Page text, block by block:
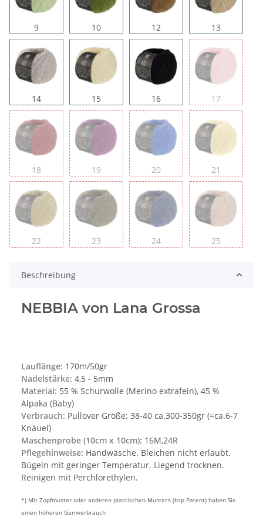
9 10 12 13
14 15 16 17
18 19 20 21
22 23 24 25
Beschreibung
NEBBIA von Lana Grossa
Lauflänge: 170m/50gr
Nadelstärke: 4,5 - 5mm
Material: 55 % Schurwolle (Merino extrafein), 45 %
Alpaka (Baby)
Verbrauch: Pullover Größe: 38-40 ca.300-350gr (=ca.6-7
Knäuel)
Maschenprobe (10cm x 10cm): 16M,24R
Pflegehinweise: Handwäsche. Bleichen nicht erlaubt.
Bügeln mit geringer Temperatur. Liegend trocknen.
Reinigen mit Perchlorethylen.
*) Mit Zopfmuster oder anderen plastischen Mustern (bsp Patent) haben Sie
einen höheren Garnverbrauch